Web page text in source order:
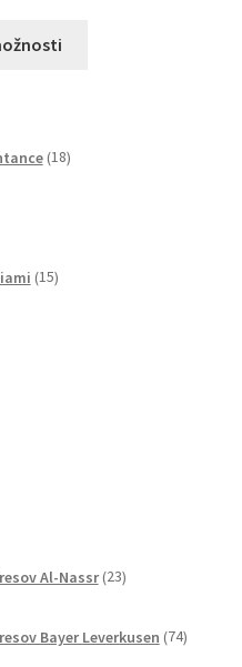
18izdelkov
15izdelkov
Al-Nassr 23izdelkov
Bayer Leverkusen 74izdelkov